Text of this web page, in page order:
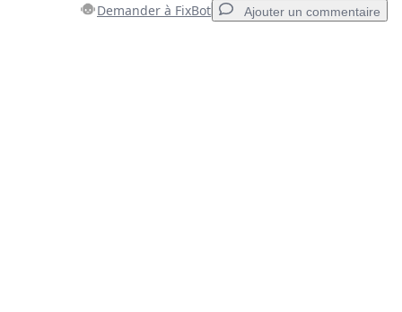
Demander à FixBot Ajouter un commentaire